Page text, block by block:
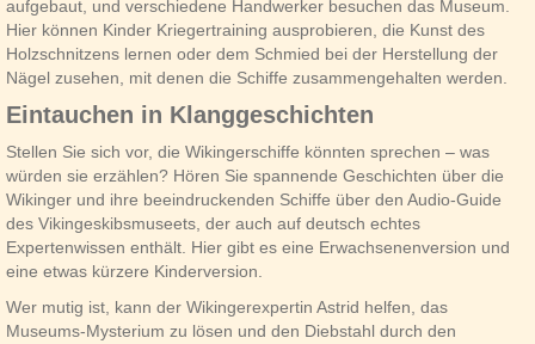
aufgebaut, und verschiedene Handwerker besuchen das Museum.
Hier können Kinder Kriegertraining ausprobieren, die Kunst des
Holzschnitzens lernen oder dem Schmied bei der Herstellung der
Nägel zusehen, mit denen die Schiffe zusammengehalten werden.
Eintauchen in Klanggeschichten
Stellen Sie sich vor, die Wikingerschiffe könnten sprechen – was
würden sie erzählen? Hören Sie spannende Geschichten über die
Wikinger und ihre beeindruckenden Schiffe über den Audio-Guide
des Vikingeskibsmuseets, der auch auf deutsch echtes
Expertenwissen enthält. Hier gibt es eine Erwachsenenversion und
eine etwas kürzere Kinderversion.
Wer mutig ist, kann der Wikingerexpertin Astrid helfen, das
Museums-Mysterium zu lösen und den Diebstahl durch den